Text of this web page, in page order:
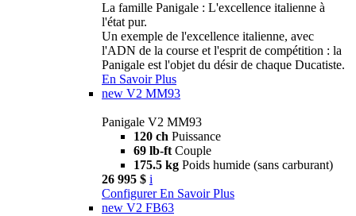
La famille Panigale : L'excellence italienne à
l'état pur.
Un exemple de l'excellence italienne, avec
l'ADN de la course et l'esprit de compétition : la
Panigale est l'objet du désir de chaque Ducatiste.
En Savoir Plus
new V2 MM93
Panigale V2 MM93
120 ch Puissance
69 lb-ft Couple
175.5 kg Poids humide (sans carburant)
26 995 $ i
Configurer En Savoir Plus
new V2 FB63